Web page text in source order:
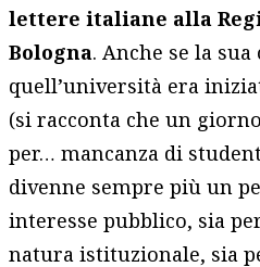
lettere italiane alla
Bologna. Anche se la
quell’università era
(si racconta che un
per… mancanza di
divenne sempre più un
interesse pubblico, sia
natura istituzionale, sia